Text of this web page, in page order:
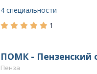
4 специальности
1
ПОМК - Пензенский
Пенза